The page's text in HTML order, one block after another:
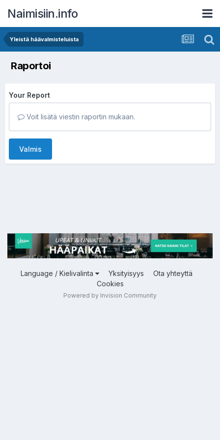
Naimisiin.info
Yleistä häävalmisteluista
Raportoi
Your Report
Voit lisätä viestin raportin mukaan.
Valmis
Language / Kielivalinta Yksityisyys
Ota yhteyttä
Cookies
Powered by Invision Community